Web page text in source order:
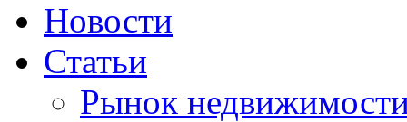
Новости
Статьи
Рынок